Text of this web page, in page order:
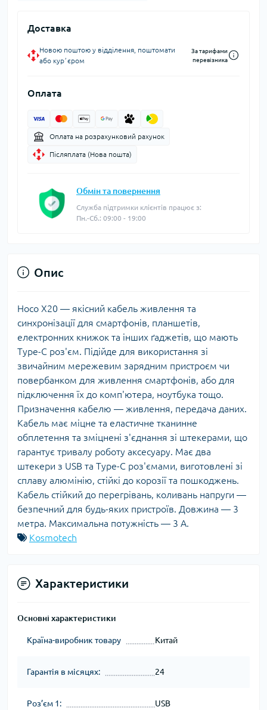
Доставка
Новою поштою у відділення, поштомати
або курʼєром
За тарифами
перевізника
Оплата
Оплата на розрахунковий рахунок
Післяплата (Нова пошта)
Обмін та повернення
Служба підтримки клієнтів працює з:
Пн.-Сб.: 09:00 - 19:00
Опис
Hoco X20 — якісний кабель живлення та
синхронізації для смартфонів, планшетів,
електронних книжок та інших ґаджетів, що мають
Type-C роз'єм. Підійде для використання зі
звичайним мережевим зарядним пристроєм чи
повербанком для живлення смартфонів, або для
підключення їх до комп'ютера, ноутбука тощо.
Призначення кабелю — живлення, передача даних.
Кабель має міцне та еластичне тканинне
обплетення та зміцнені з'єднання зі штекерами, що
гарантує тривалу роботу аксесуару. Має два
штекери з USB та Type-C роз'ємами, виготовлені зі
сплаву алюмінію, стійкі до корозії та пошкоджень.
Кабель стійкий до перегрівань, коливань напруги —
безпечний для будь-яких пристроїв. Довжина — 3
метра. Максимальна потужність — 3 А.
Kosmotech
Характеристики
Основні характеристики
Країна-виробник товару Китай
Гарантія в місяцях: 24
Роз’єм 1: USB